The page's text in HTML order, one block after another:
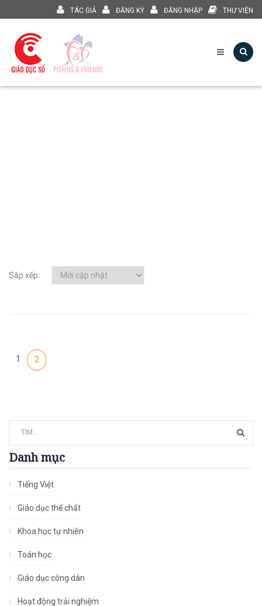
TÁC GIẢ ĐĂNG KÝ ĐĂNG NHẬP THƯ VIỆN
Sắp xếp:
1 2
Danh mục
Tiếng Việt
Giáo dục thể chất
Khoa học tự nhiên
Toán học
Giáo dục công dân
Hoạt động trải nghiệm